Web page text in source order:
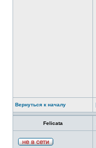
Вернуться к началу
Felicata